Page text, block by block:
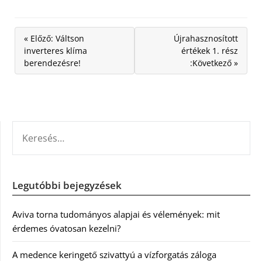
« Előző: Váltson
inverteres klíma
berendezésre!
Újrahasznosított
értékek 1. rész
:Következő »
Legutóbbi bejegyzések
Aviva torna tudományos alapjai és vélemények: mit
érdemes óvatosan kezelni?
A medence keringető szivattyú a vízforgatás záloga